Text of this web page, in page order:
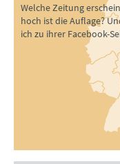
Welche Zeitung
hoch ist die Auflage?
ich zu ihrer Facebook-